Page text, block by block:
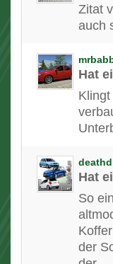
Zitat
auch
Hat
Hat
So
der